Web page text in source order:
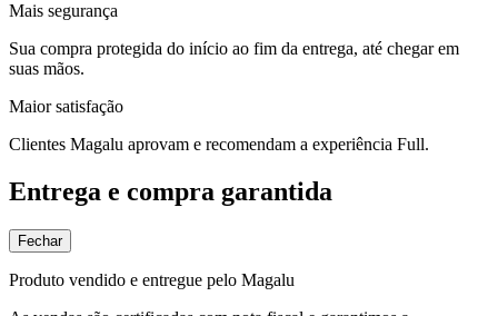
Mais segurança
Sua compra protegida do início ao fim da entrega, até chegar em
suas mãos.
Maior satisfação
Clientes Magalu aprovam e recomendam a experiência Full.
Entrega e compra garantida
Fechar
Produto vendido e entregue pelo Magalu